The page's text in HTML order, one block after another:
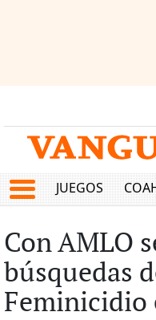
JUEGOS
Con AMLO
búsquedas
Feminicidio